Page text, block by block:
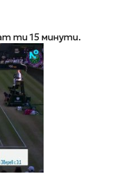
ти 15 минути.